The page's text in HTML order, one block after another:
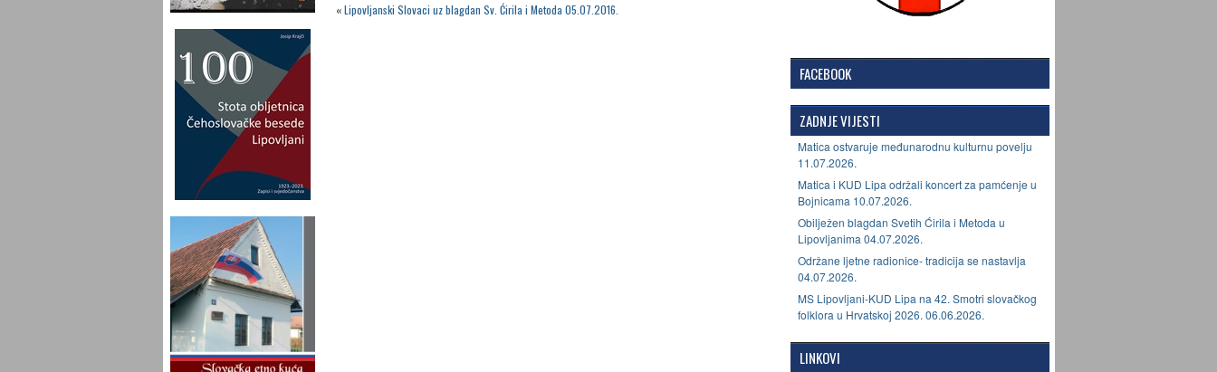
«Lipovljanski Slovaci uz blagdan Sv. Ćirila i Metoda 05.07.2016.
FACEBOOK
ZADNJE VIJESTI
Matica ostvaruje međunarodnu kulturnu povelju
11.07.2026.
Matica i KUD Lipa održali koncert za pamćenje u
Bojnicama 10.07.2026.
Obilježen blagdan Svetih Ćirila i Metoda u
Lipovljanima 04.07.2026.
Održane ljetne radionice- tradicija se nastavlja
04.07.2026.
MS Lipovljani-KUD Lipa na 42. Smotri slovačkog
folklora u Hrvatskoj 2026. 06.06.2026.
LINKOVI